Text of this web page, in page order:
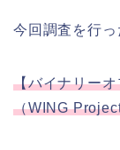
今回調査を行
【バイナリー
（WING